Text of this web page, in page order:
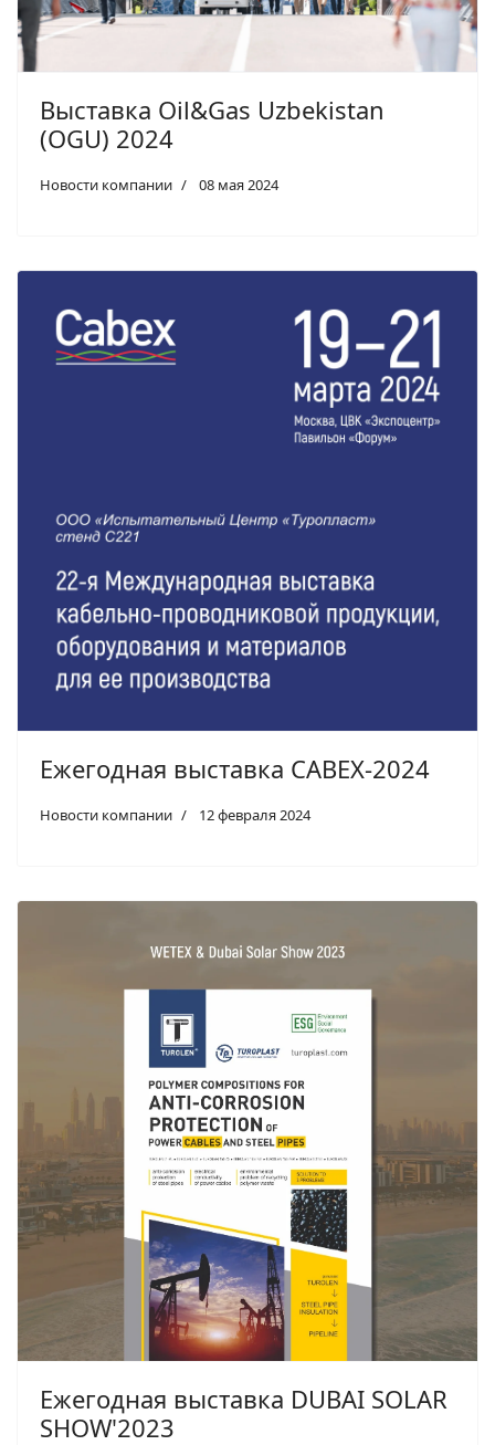
Выставка Oil&Gas Uzbekistan
(OGU) 2024
Новости компании 08 мая 2024
Ежегодная выставка CABEX-2024
Новости компании 12 февраля 2024
Ежегодная выставка DUBAI SOLAR
SHOW'2023